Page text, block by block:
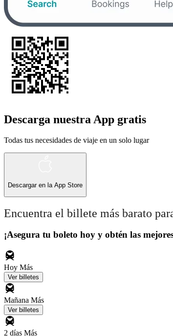
Descarga nuestra App gratis
Todas tus necesidades de viaje en un solo lugar
Descargar en la App Store
Encuentra el billete más barato
¡Asegura tu boleto hoy y obtén las
Hoy Más
Ver billetes
Mañana Más
Ver billetes
2 días Más